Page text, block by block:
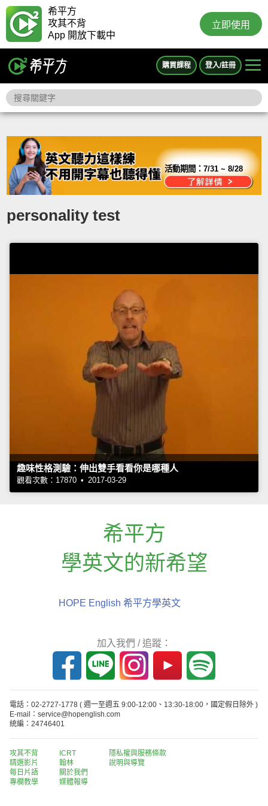
希平方
攻其不背
App 開放下載中
立即使用
購買課程 登入/註冊
活動期間：7/31 ~ 8/28
personality test
趣味性格測驗：伸出雙手看看你是哪種人
觀看次數：17870 • 2017-03-29
希平方
學英文的新希望
HOPE English 希平方學英文
加入我們 / 追蹤：
電話：02-2727-1778 ( 週一至週五 9:00-12:00、13:30-18:00，國定假日除外 )
E-mail：service@hopenglish.com
統編：24746401
攻其不背
精選影片
每日片語
專欄教學
ICRT
翰林
關於我們
媒體報導
隱私權與服務條款
說明與導覽